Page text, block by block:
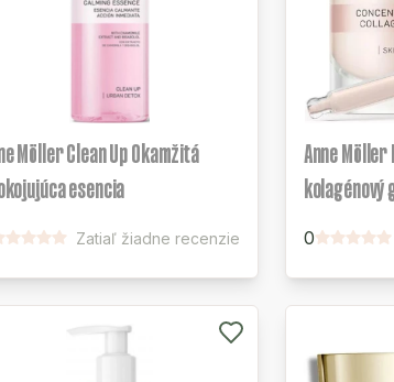
Möller Clean Up Okamžitá
esencia
Zatiaľ žiadne recenzie
Anne
kolagénový
0